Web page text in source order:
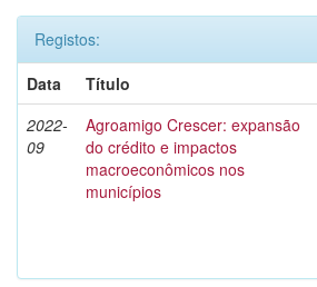
Registos:
Data
Título
2022-
09
Agroamigo Crescer: expansão
do crédito e impactos
macroeconômicos nos
municípios